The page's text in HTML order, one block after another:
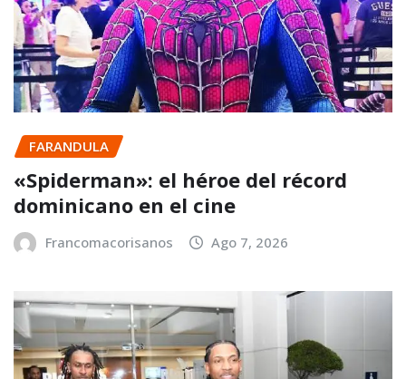
FARANDULA
«Spiderman»: el héroe del récord
dominicano en el cine
Francomacorisanos Ago 7, 2026